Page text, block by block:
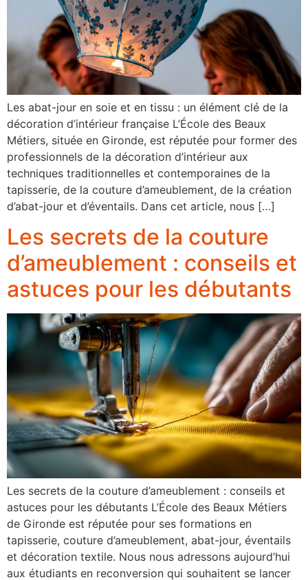
Les abat-jour en soie et en tissu : un élément clé de la
décoration d’intérieur française L’École des Beaux
Métiers, située en Gironde, est réputée pour former des
professionnels de la décoration d’intérieur aux
techniques traditionnelles et contemporaines de la
tapisserie, de la couture d’ameublement, de la création
d’abat-jour et d’éventails. Dans cet article, nous […]
Les secrets de la couture
d’ameublement : conseils et
astuces pour les débutants
Les secrets de la couture d’ameublement : conseils et
astuces pour les débutants L’École des Beaux Métiers
de Gironde est réputée pour ses formations en
tapisserie, couture d’ameublement, abat-jour, éventails
et décoration textile. Nous nous adressons aujourd’hui
aux étudiants en reconversion qui souhaitent se lancer